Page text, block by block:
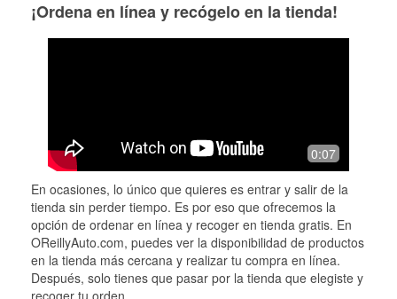
¡Ordena en línea y recógelo en la tienda!
0:07
En ocasiones, lo único que quieres es entrar y salir de la
tienda sin perder tiempo. Es por eso que ofrecemos la
opción de ordenar en línea y recoger en tienda gratis. En
OReillyAuto.com, puedes ver la disponibilidad de productos
en la tienda más cercana y realizar tu compra en línea.
Después, solo tienes que pasar por la tienda que elegiste y
recoger tu orden.